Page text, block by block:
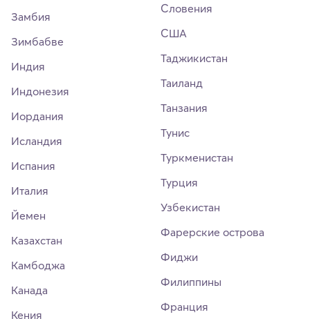
Замбия
Зимбабве
Индия
Индонезия
Иордания
Исландия
Испания
Италия
Йемен
Казахстан
Камбоджа
Канада
Кения
Словения
США
Таджикистан
Таиланд
Танзания
Тунис
Туркменистан
Турция
Узбекистан
Фарерские острова
Фиджи
Филиппины
Франция